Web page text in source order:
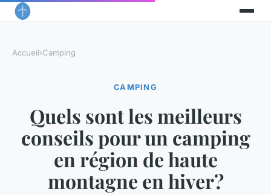
Accueil›Camping
CAMPING
Quels sont les meilleurs
conseils pour un camping
en région de haute
montagne en hiver?